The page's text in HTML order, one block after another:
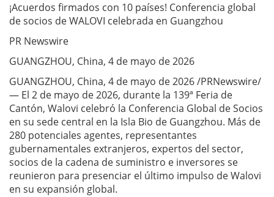
¡Acuerdos firmados con 10 países! Conferencia global
de socios de WALOVI celebrada en Guangzhou
PR Newswire
GUANGZHOU, China, 4 de mayo de 2026
GUANGZHOU, China, 4 de mayo de 2026 /PRNewswire/
— El 2 de mayo de 2026, durante la 139ª Feria de
Cantón, Walovi celebró la Conferencia Global de Socios
en su sede central en la Isla Bio de Guangzhou. Más de
280 potenciales agentes, representantes
gubernamentales extranjeros, expertos del sector,
socios de la cadena de suministro e inversores se
reunieron para presenciar el último impulso de Walovi
en su expansión global.